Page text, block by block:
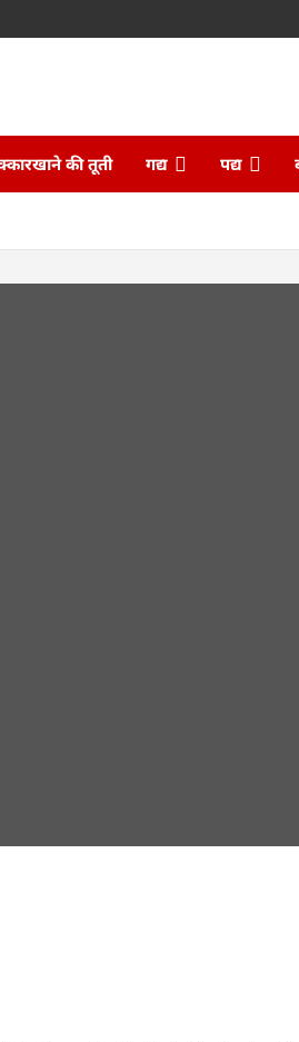
की तूती गद्य पद्य